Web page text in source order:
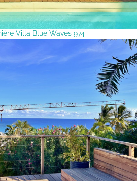
Villa Blue Waves 974